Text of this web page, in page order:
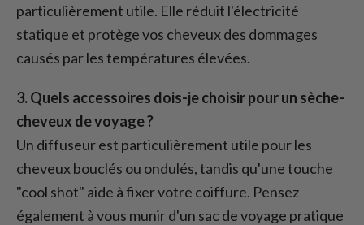
particulièrement utile. Elle réduit l'électricité
statique et protège vos cheveux des dommages
causés par les températures élevées.
3. Quels accessoires dois-je choisir pour un sèche-
cheveux de voyage ?
Un diffuseur est particulièrement utile pour les
cheveux bouclés ou ondulés, tandis qu'une touche
"cool shot" aide à fixer votre coiffure. Pensez
également à vous munir d'un sac de voyage pratique